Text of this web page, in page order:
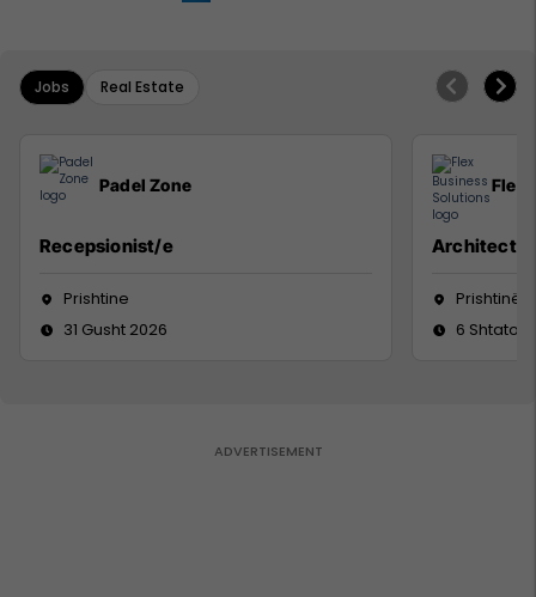
Jobs Real Estate
Padel Zone
Recepsionist/e
Prishtine
31 Gusht 2026
Flex
Architect
Prishtinë
6 Shtator